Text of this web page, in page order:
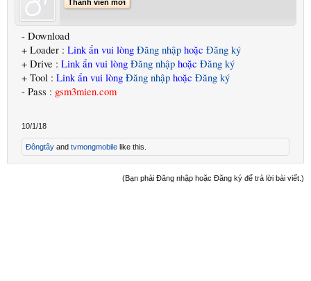
Thành viên mới
- Download
+ Loader : Link ẩn vui lòng Đăng nhập hoặc Đăng ký
+ Drive : Link ẩn vui lòng Đăng nhập hoặc Đăng ký
+ Tool : Link ẩn vui lòng Đăng nhập hoặc Đăng ký
- Pass : gsm3mien.com
10/1/18
Đôngtây and tvmongmobile like this.
(Bạn phải Đăng nhập hoặc Đăng ký để trả lời bài viết.)